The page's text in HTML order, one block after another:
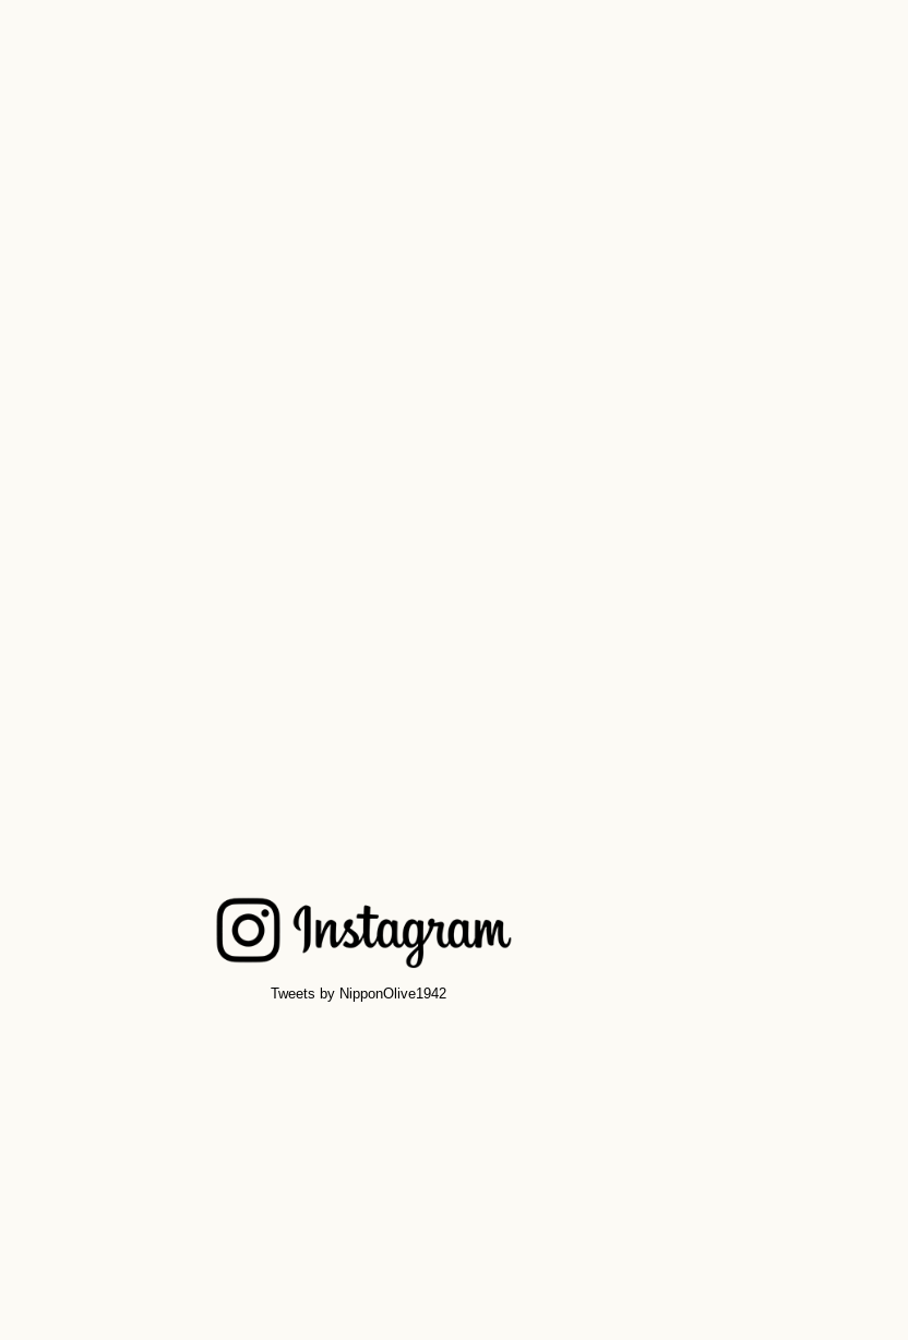
Tweets by NipponOlive1942